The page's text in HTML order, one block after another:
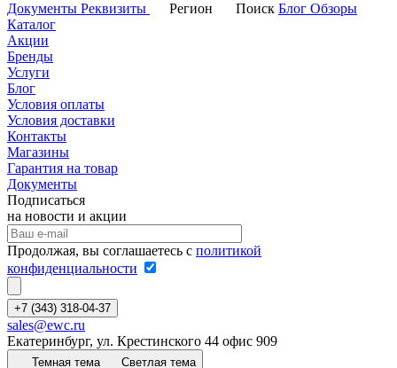
Документы Реквизиты Регион Поиск Блог Обзоры
Каталог
Акции
Бренды
Услуги
Блог
Условия оплаты
Условия доставки
Контакты
Магазины
Гарантия на товар
Документы
Подписаться
на новости и акции
Продолжая, вы соглашаетесь с политикой
конфиденциальности
+7 (343) 318-04-37
sales@ewc.ru
Екатеринбург, ул. Крестинского 44 офис 909
Темная тема Светлая тема